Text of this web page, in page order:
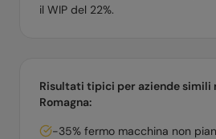
il WIP del 22%.
Risultati tipici per aziende simili
Romagna:
-35% fermo macchina non